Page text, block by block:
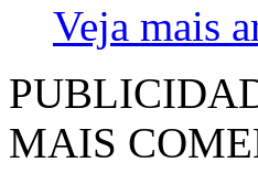
Veja mais
MAIS